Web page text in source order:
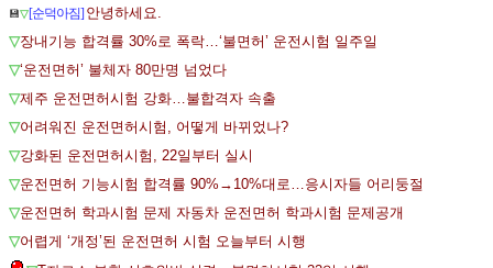
💾▽[순덕아짐] 안녕하세요.
▽장내기능 합격률 30%로 폭락…‘불면허’ 운전시험 일주일
▽‘운전면허’ 불체자 80만명 넘었다
▽제주 운전면허시험 강화…불합격자 속출
▽어려워진 운전면허시험, 어떻게 바뀌었나?
▽강화된 운전면허시험, 22일부터 실시
▽운전면허 기능시험 합격률 90%→10%대로…응시자들 어리둥절
▽운전면허 학과시험 문제 자동차 운전면허 학과시험 문제공개
▽어렵게 ‘개정’된 운전면허 시험 오늘부터 시행